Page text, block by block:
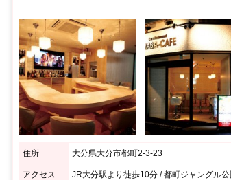
住所 大分県大分市都町2-3-23
アクセス JR大分駅より徒歩10分 / 都町ジャングル